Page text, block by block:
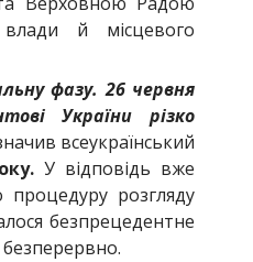
влади й місцевого
фазу. 26 червня
України різко
всеукраїнський
У відповідь вже
розгляду
безпрецедентне